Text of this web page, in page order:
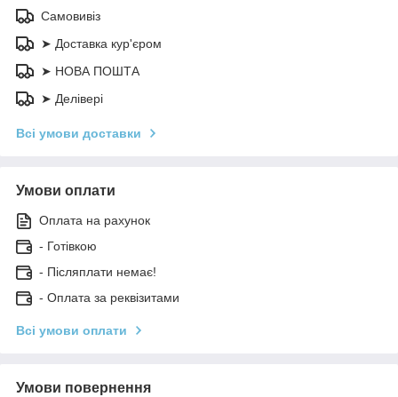
Самовивіз
➤ Доставка кур'єром
➤ НОВА ПОШТА
➤ Делівері
Всі умови доставки
Умови оплати
Оплата на рахунок
- Готівкою
- Післяплати немає!
- Оплата за реквізитами
Всі умови оплати
Умови повернення